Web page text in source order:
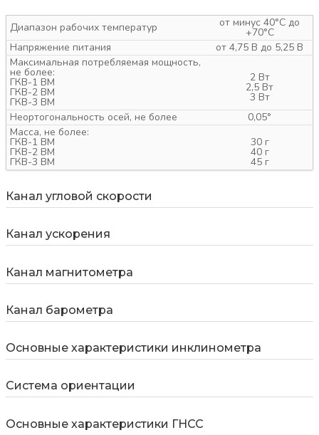
Диапазон рабочих температур от минус 40°С до
+70°С
Напряжение питания
от 4,75 В до 5,25 В
Максимальная потребляемая мощность,
не более:
ГКВ-1 ВМ
ГКВ-2 ВМ
ГКВ-3 ВМ
2 Вт
2,5 Вт
3 Вт
Неортогональность осей, не более
0,05°
Масса, не более:
ГКВ-1 ВМ
ГКВ-2 ВМ
ГКВ-3 ВМ
30 г
40 г
45 г
Канал угловой скорости
Канал ускорения
Канал магнитометра
Канал барометра
Основные характеристики инклинометра
Система ориентации
Основные характеристики ГНСС